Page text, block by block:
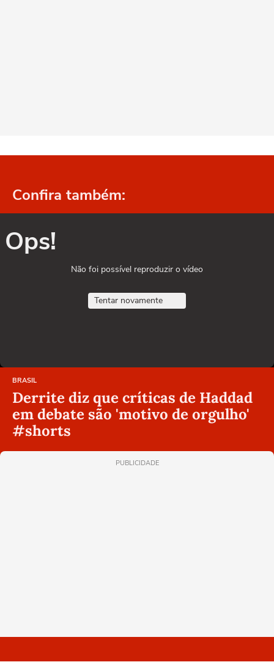
Confira também:
Ops!
Não foi possível reproduzir o vídeo
Tentar novamente
BRASIL
Derrite diz que críticas de Haddad
em debate são 'motivo de orgulho'
#shorts
PUBLICIDADE